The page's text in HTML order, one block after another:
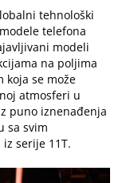
tehnološki
telefona
modeli
na poljima
koja se može
atmosferi u
puno iznenađenja
sa svim
serije 11T.